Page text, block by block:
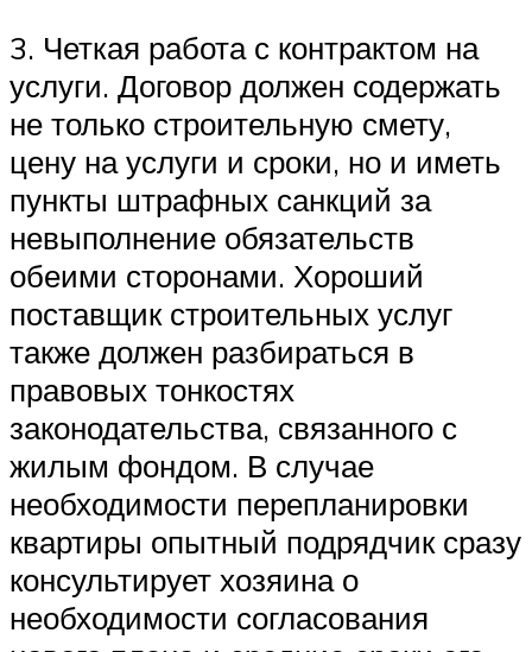
3. Четкая работа с контрактом на
услуги. Договор должен содержать
не только строительную смету,
цену на услуги и сроки, но и иметь
пункты штрафных санкций за
невыполнение обязательств
обеими сторонами. Хороший
поставщик строительных услуг
также должен разбираться в
правовых тонкостях
законодательства, связанного с
жилым фондом. В случае
необходимости перепланировки
квартиры опытный подрядчик сразу
консультирует хозяина о
необходимости согласования